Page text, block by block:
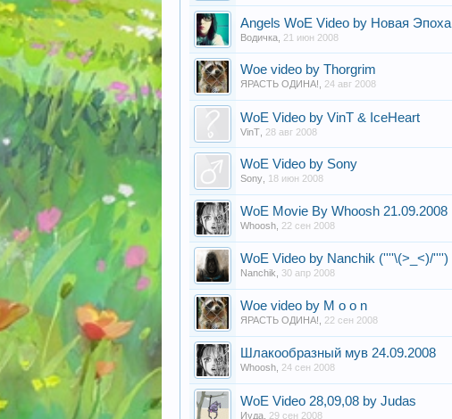
Angels WoE Video by Новая Эпоха
Водичка 21 июн 2008
Woe video by Thorgrim
ЯРАСТЬ ОДИНА! 24 авг 2008
WoE Video by VinT & IceHeart
VinT 28 авг 2008
WoE Video by Sony
Sony 18 июн 2008
WoE Movie By Whoosh 21.09.2008
Whoosh 22 сен 2008
WoE Video by Nanchik (''''\(>_<)/'''')
Nanchik 30 апр 2008
Woe video by M o o n
ЯРАСТЬ ОДИНА! 22 сен 2008
Шлакообразный мув 24.09.2008
Whoosh 24 сен 2008
WoE Video 28,09,08 by Judas
Иуда 29 сен 2008